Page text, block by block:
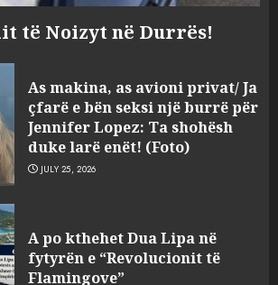
të Noizyt në Durrës!
As makina, as avioni privat/ Ja
çfarë e bën seksi një burrë për
Jennifer Lopez: Ta shohësh
duke larë enët! (Foto)
JULY 25, 2026
A po kthehet Dua Lipa në
fytyrën e “Revolucionit të
Flamingove”
Beograd për mos njohjen e
Kosovës, deputeti ukrainas
kritikon presidentin: Gaboi